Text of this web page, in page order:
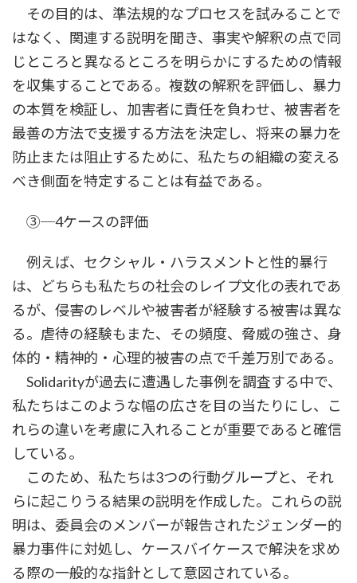
その目的は、準法規的なプロセスを試みることで
はなく、関連する説明を聞き、事実や解釈の点で同
じところと異なるところを明らかにするための情報
を収集することである。複数の解釈を評価し、暴力
の本質を検証し、加害者に責任を負わせ、被害者を
最善の方法で支援する方法を決定し、将来の暴力を
防止または阻止するために、私たちの組織の変える
べき側面を特定することは有益である。
③─4ケースの評価
例えば、セクシャル・ハラスメントと性的暴行
は、どちらも私たちの社会のレイプ文化の表れであ
るが、侵害のレベルや被害者が経験する被害は異な
る。虐待の経験もまた、その頻度、脅威の強さ、身
体的・精神的・心理的被害の点で千差万別である。
Solidarityが過去に遭遇した事例を調査する中で、
私たちはこのような幅の広さを目の当たりにし、こ
れらの違いを考慮に入れることが重要であると確信
している。
このため、私たちは3つの行動グループと、それ
らに起こりうる結果の説明を作成した。これらの説
明は、委員会のメンバーが報告されたジェンダー的
暴力事件に対処し、ケースバイケースで解決を求め
る際の一般的な指針として意図されている。